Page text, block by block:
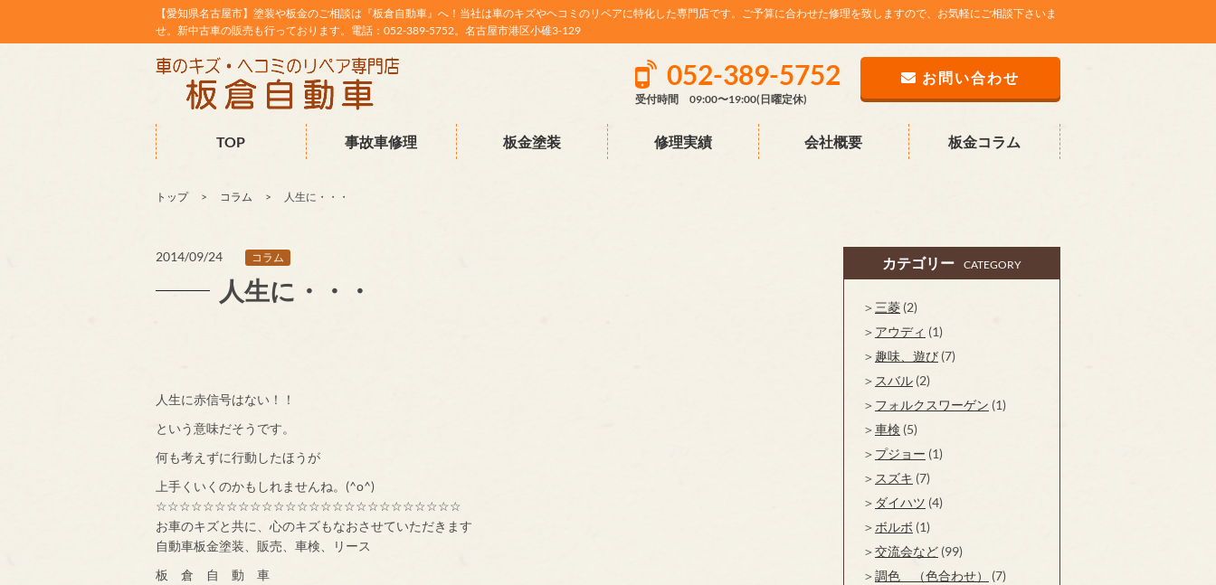
【愛知県名古屋市】塗装や板金のご相談は『板倉自動車』へ！当社は車のキズやヘコミのリペアに特化した専門店です。ご予算に合わせた修理を致しますので、お気軽にご相談下さいま
せ。新中古車の販売も行っております。電話：052-389-5752。名古屋市港区小碓3-129
052-389-5752
受付時間 09:00〜19:00(日曜定休)
お問い合わせ
TOP 事故車修理 板金塗装 修理実績 会社概要 板金コラム
トップ コラム 人生に・・・
2014/09/24 コラム
人生に・・・
人生に赤信号はない！！
という意味だそうです。
何も考えずに行動したほうが
上手くいくのかもしれませんね。(^o^)
☆☆☆☆☆☆☆☆☆☆☆☆☆☆☆☆☆☆☆☆☆☆☆☆☆☆
お車のキズと共に、心のキズもなおさせていただきます
自動車板金塗装、販売、車検、リース
板 倉 自 動 車
カテゴリー CATEGORY
三菱 (2)
アウディ (1)
趣味、遊び (7)
スバル (2)
フォルクスワーゲン (1)
車検 (5)
プジョー (1)
スズキ (7)
ダイハツ (4)
ボルボ (1)
交流会など (99)
調色 （色合わせ）
(7)